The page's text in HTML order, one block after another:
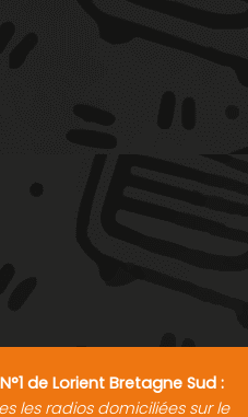
de Lorient Bretagne Sud :
les radios domiciliées sur le